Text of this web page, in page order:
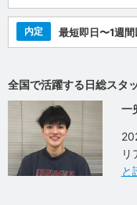
内定 最短即日〜1週
全国で活躍する日総スタ
一
リ
と